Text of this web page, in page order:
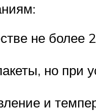
не более
но при
и